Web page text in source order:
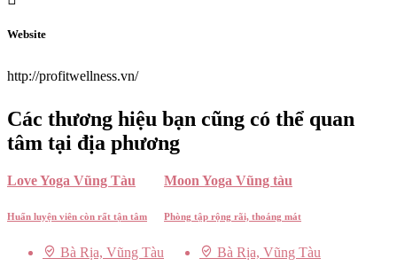
Website
http://profitwellness.vn/
Các thương hiệu bạn cũng có thể quan
tâm tại địa phương
Love Yoga Vũng Tàu
Huấn luyện viên còn rất tận tâm
Bà Rịa, Vũng Tàu
Moon Yoga Vũng tàu
Phòng tập rộng rãi, thoáng mát
Bà Rịa, Vũng Tàu